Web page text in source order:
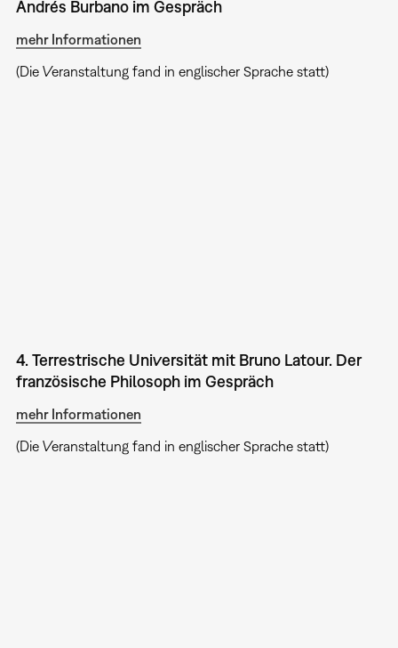
Andrés Burbano im Gespräch
mehr Informationen
(Die Veranstaltung fand in englischer Sprache statt)
4. Terrestrische Universität mit Bruno Latour. Der
französische Philosoph im Gespräch
mehr Informationen
(Die Veranstaltung fand in englischer Sprache statt)